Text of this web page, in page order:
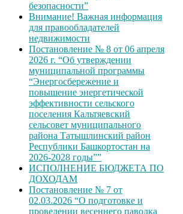
безопасности”
Внимание! Важная информация
для правообладателей
недвижимости
Постановление № 8 от 06 апреля
2026 г. “Об утверждении
муниципальной программы
“Энергосбережение и
повышение энергетической
эффективности сельского
поселения Кальтяевский
сельсовет муниципального
района Татышлинский район
Республики Башкортостан на
2026-2028 годы””
ИСПОЛНЕНИЕ БЮДЖЕТА ПО
ДОХОДАМ
Постановление № 7 от
02.03.2026 “О подготовке и
проведении весеннего паводка